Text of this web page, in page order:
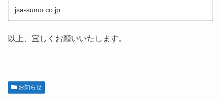
jsa-sumo.co.jp
以上、宜しくお願いいたします。
お知らせ